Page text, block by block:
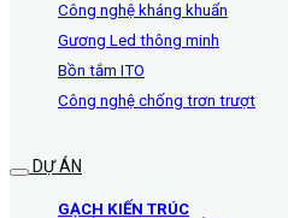
Công nghệ kháng khuẩn
Gương Led thông minh
Bồn tắm ITO
Công nghệ chống trơn trượt
DỰ ÁN
GẠCH KIẾN TRÚC